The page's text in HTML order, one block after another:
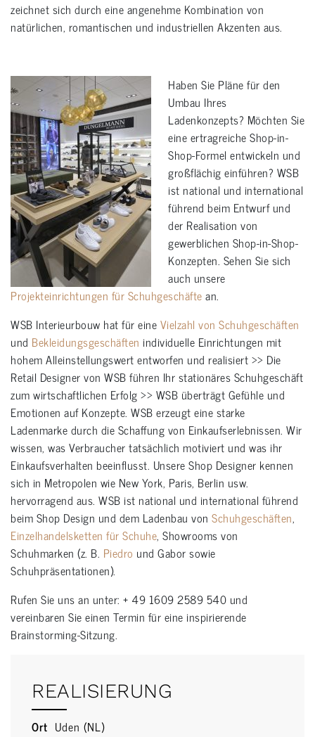
zeichnet sich durch eine angenehme Kombination von
natürlichen, romantischen und industriellen Akzenten aus.
Haben Sie Pläne für den
Umbau Ihres
Ladenkonzepts? Möchten Sie
eine ertragreiche Shop-in-
Shop-Formel entwickeln und
großflächig einführen? WSB
ist national und international
führend beim Entwurf und
der Realisation von
gewerblichen Shop-in-Shop-
Konzepten. Sehen Sie sich
auch unsere
Projekteinrichtungen für Schuhgeschäftean.
WSB Interieurbouw hat für eineVielzahl von Schuhgeschäften
und Bekleidungsgeschäften individuelle Einrichtungen mit
hohem Alleinstellungswert entworfen und realisiert >> Die
Retail Designer von WSB führen Ihr stationäres Schuhgeschäft
zum wirtschaftlichen Erfolg >> WSB überträgt Gefühle und
Emotionen auf Konzepte. WSB erzeugt eine starke
Ladenmarke durch die Schaffung von Einkaufserlebnissen. Wir
wissen, was Verbraucher tatsächlich motiviert und was ihr
Einkaufsverhalten beeinflusst. Unsere Shop Designer kennen
sich in Metropolen wie New York, Paris, Berlin usw.
hervorragend aus. WSB ist national und international führend
beim Shop Design und dem Ladenbau von Schuhgeschäften,
Einzelhandelsketten für Schuhe, Showrooms von
Schuhmarken (z. B. Piedro und Gabor sowie
Schuhpräsentationen).
Rufen Sie uns an unter: + 49 1609 2589 540 und
vereinbaren Sie einen Termin für eine inspirierende
Brainstorming-Sitzung.
REALISIERUNG
Ort Uden (NL)